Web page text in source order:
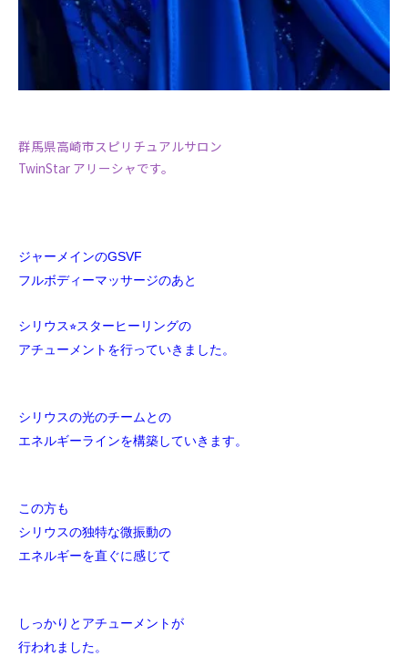
群馬県高崎市スピリチュアルサロン
TwinStar アリーシャです。
ジャーメインのGSVF
フルボディーマッサージのあと
シリウス⭐︎スターヒーリングの
アチューメントを行っていきました。
シリウスの光のチームとの
エネルギーラインを構築していきます。
この方も
シリウスの独特な微振動の
エネルギーを直ぐに感じて
しっかりとアチューメントが
行われました。